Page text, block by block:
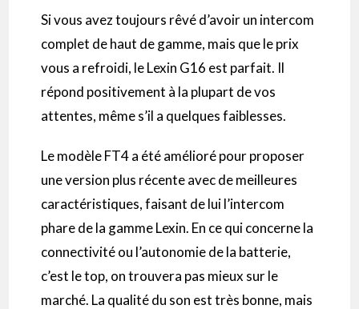
Si vous avez toujours rêvé d’avoir un intercom
complet de haut de gamme, mais que le prix
vous a refroidi, leLexin G16 est parfait. Il
répond positivement à la plupart de vos
attentes, même s’il a quelques faiblesses.
Le modèleFT4a été amélioré pour proposer
une version plus récente avec de meilleures
caractéristiques, faisant de lui l’intercom
phare de la gammeLexin. En ce qui concerne la
connectivité ou l’autonomie de la batterie,
c’est le top, ontrouvera pas mieux sur le
marché. La qualité du son est très bonne, mais